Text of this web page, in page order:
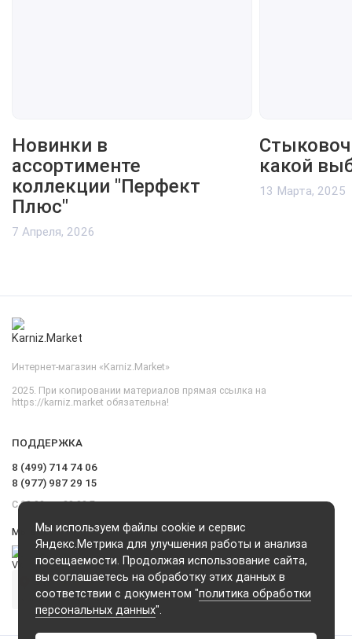
Новинки в
ассортименте
коллекции "Перфект
Плюс"
7 Апреля, 2026
какой
13 Марта, 2025
Мы используем файлы cookie и сервис
Яндекс.Метрика для улучшения работы и анализа
посещаемости. Продолжая использование сайта,
вы соглашаетесь на обработку этих данных в
соответствии с документом "политика обработки
персональных данных".
Интернет-магазин «Karniz.Market»
2025. При копировании материалов прямая ссылка на
https://karniz.market обязательна!
ПОДДЕРЖКА
8 (499) 714 74 06
8 (977) 987 29 15
С 09.00 до 20.00 Без выходных и перерывов
Мы в сети